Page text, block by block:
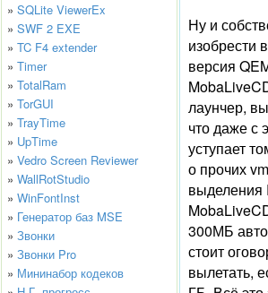
» SQLite ViewerEx
» SWF 2 EXE
» TC F4 extender
» Timer
» TotalRam
» TorGUI
» TrayTime
» UpTime
» Vedro Screen Reviewer
» WallRotStudio
» WinFontInst
» Генератор баз MSE
» Звонки
» Звонки Pro
» Мининабор кодеков
Ну и
изобрести
версия
лаунчер,
что даже с
уступает
о прочих
выделения
300МБ
стоит
вылетать,